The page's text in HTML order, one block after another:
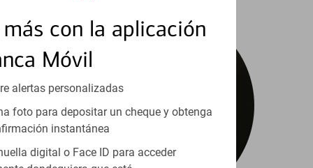
con la aplicación
Móvil
alertas personalizadas
foto para depositar un cheque y obtenga
instantánea
digital o Face ID para acceder